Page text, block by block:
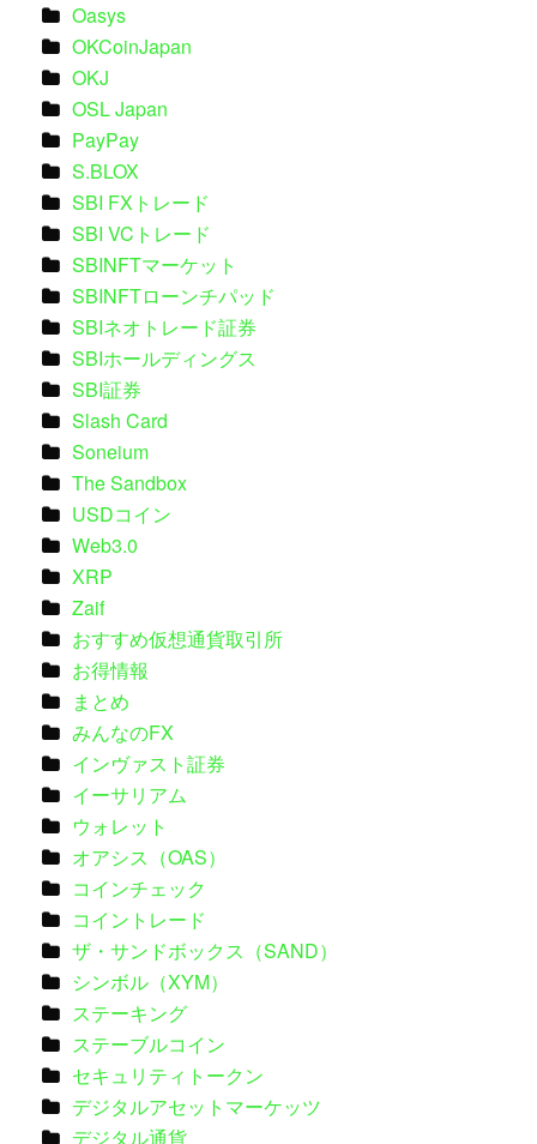
Oasys
OKCoinJapan
OKJ
OSL Japan
PayPay
S.BLOX
SBI FXトレード
SBI VCトレード
SBINFTマーケット
SBINFTローンチパッド
SBIネオトレード証券
SBIホールディングス
SBI証券
Slash Card
Soneium
The Sandbox
USDコイン
Web3.0
XRP
Zaif
おすすめ仮想通貨取引所
お得情報
まとめ
みんなのFX
インヴァスト証券
イーサリアム
ウォレット
オアシス（OAS）
コインチェック
コイントレード
ザ・サンドボックス（SAND）
シンボル（XYM）
ステーキング
ステーブルコイン
セキュリティトークン
デジタルアセットマーケッツ
デジタル通貨